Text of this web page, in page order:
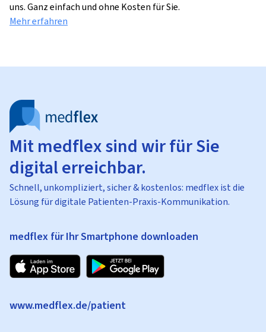
uns. Ganz einfach und ohne Kosten für Sie.
Mehr erfahren
Mit medflex sind wir für Sie
digital erreichbar.
Schnell, unkompliziert, sicher & kostenlos: medflex ist die
Lösung für digitale Patienten-Praxis-Kommunikation.
medflex für Ihr Smartphone downloaden
www.medflex.de/patient